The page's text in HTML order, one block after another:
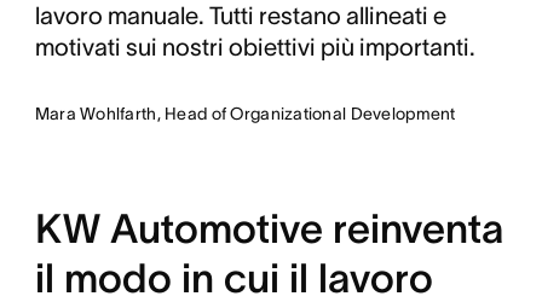
lavoro manuale. Tutti restano allineati e
motivati sui nostri obiettivi più importanti.
Mara Wohlfarth, Head of Organizational Development
KW Automotive reinventa
il modo in cui il lavoro